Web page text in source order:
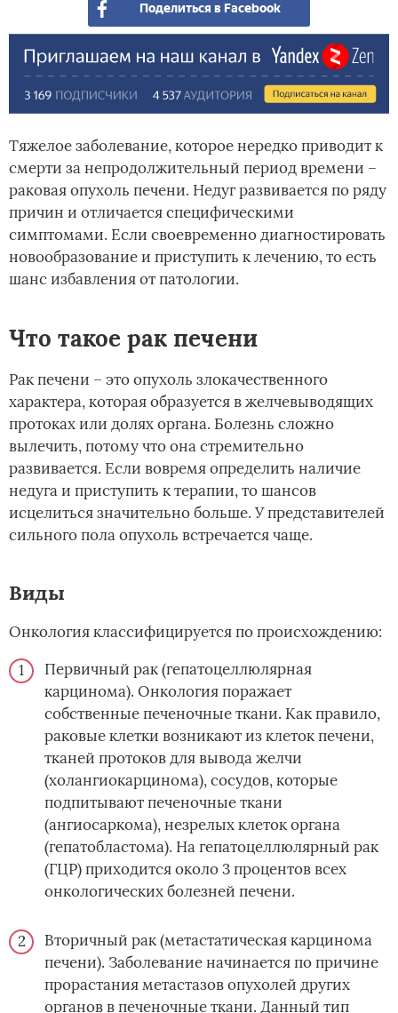
Поделиться в Facebook
Тяжелое заболевание, которое нередко приводит к
смерти за непродолжительный период времени –
раковая опухоль печени. Недуг развивается по ряду
причин и отличается специфическими
симптомами. Если своевременно диагностировать
новообразование и приступить к лечению, то есть
шанс избавления от патологии.
Что такое рак печени
Рак печени – это опухоль злокачественного
характера, которая образуется в желчевыводящих
протоках или долях органа. Болезнь сложно
вылечить, потому что она стремительно
развивается. Если вовремя определить наличие
недуга и приступить к терапии, то шансов
исцелиться значительно больше. У представителей
сильного пола опухоль встречается чаще.
Виды­
Онкология классифицируется по происхождению:
Первичный рак (гепатоцеллюлярная
карцинома). Онкология поражает
собственные печеночные ткани. Как правило,
раковые клетки возникают из клеток печени,
тканей протоков для вывода желчи
(холангиокарцинома), сосудов, которые
подпитывают печеночные ткани
(ангиосаркома), незрелых клеток органа
(гепатобластома). На гепатоцеллюлярный рак
(ГЦР) приходится около 3 процентов всех
онкологических болезней печени.
Вторичный рак (метастатическая карцинома
печени). Заболевание начинается по причине
прорастания метастазов опухолей других
органов в печеночные ткани. Данный тип